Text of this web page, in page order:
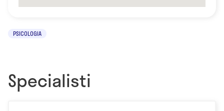
PSICOLOGIA
Specialisti